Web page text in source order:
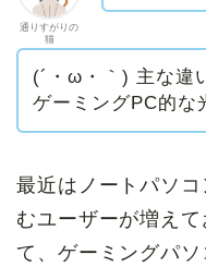
通りすがりの
猫
(´・ω・｀) 主な違
ゲーミングPC的な
最近はノートパソ
むユーザーが増え
て、ゲーミングパ